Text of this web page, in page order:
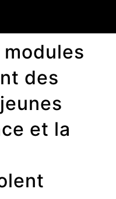
des
et la